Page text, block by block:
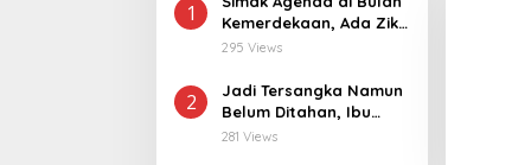
1
Kemerdekaan, Ada Zikir
Bersama Hingga
295 Views
2
Jadi Tersangka Namun
Belum Ditahan, Ibu
Korban di Pekalongan
281 Views